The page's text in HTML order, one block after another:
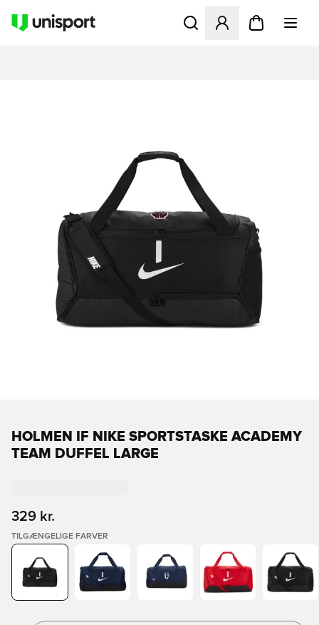
Åbner en Modal til at
HOLMEN IF NIKE SPORTSTASKE ACADEMY
TEAM DUFFEL LARGE
329 kr.
TILGÆNGELIGE FARVER